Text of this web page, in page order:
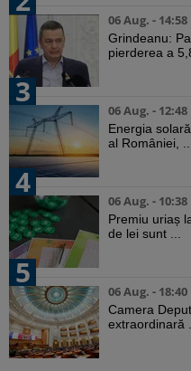
06 Aug. - 14:58
Grindeanu:
pierderea a
3
06 Aug. - 12:48
Energia
al României,
4
06 Aug. - 10:38
Premiu uriaș
de lei sunt ...
5
06 Aug. - 18:40
Camera
extraordinară